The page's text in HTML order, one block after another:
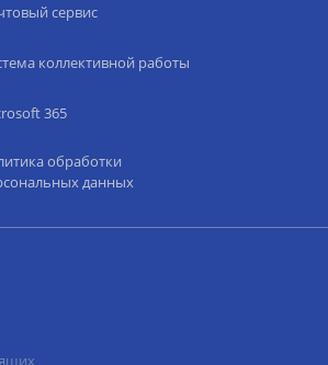
сервис
коллективной работы
365
обработки
данных